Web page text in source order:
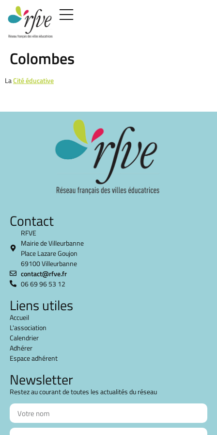
Colombes
LaCité éducative
Contact
RFVE
Mairie de Villeurbanne
Place Lazare Goujon
69100 Villeurbanne
contact@rfve.fr
06 69 96 53 12
Liens utiles
Accueil
L'association
Calendrier
Adhérer
Espace adhérent
Newsletter
Restez au courant de toutes les actualités du réseau